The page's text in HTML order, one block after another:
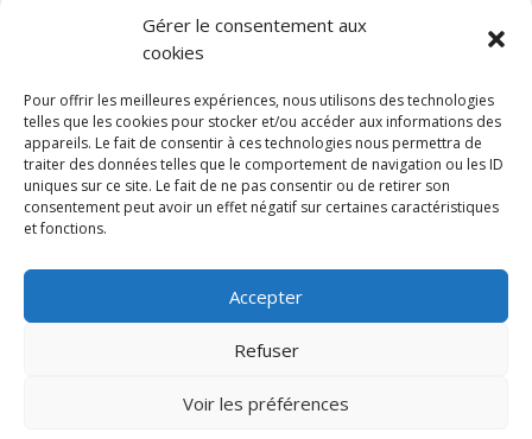
Gérer le consentement aux
cookies
Pour offrir les meilleures expériences, nous utilisons des technologies
telles que les cookies pour stocker et/ou accéder aux informations des
appareils. Le fait de consentir à ces technologies nous permettra de
traiter des données telles que le comportement de navigation ou les ID
uniques sur ce site. Le fait de ne pas consentir ou de retirer son
consentement peut avoir un effet négatif sur certaines caractéristiques
et fonctions.
Accepter
Refuser
Voir les préférences
Newsletter & Presse
Partenaires
Tarifs
Espace Client
121DigitalGroup |